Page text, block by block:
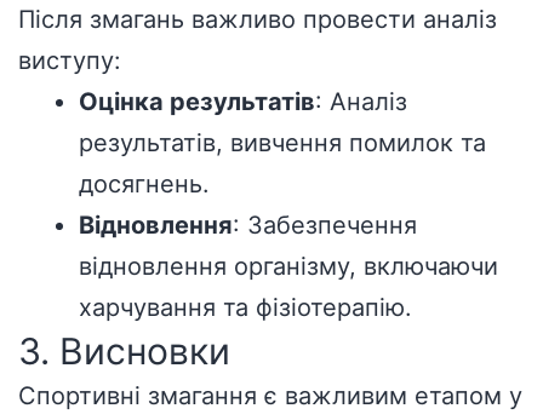
Після змагань важливо провести аналіз
виступу:
Оцінка результатів: Аналіз
результатів, вивчення помилок та
досягнень.
Відновлення: Забезпечення
відновлення організму, включаючи
харчування та фізіотерапію.
3. Висновки
Спортивні змагання є важливим етапом у